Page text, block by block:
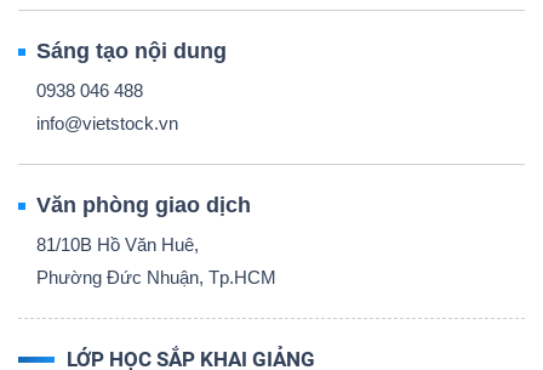
Sáng tạo nội dung
0938 046 488
info@vietstock.vn
Văn phòng giao dịch
81/10B Hồ Văn Huê,
Phường Đức Nhuận, Tp.HCM
LỚP HỌC SẮP KHAI GIẢNG